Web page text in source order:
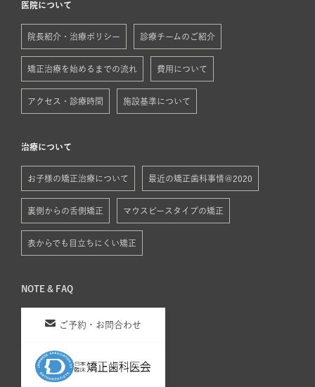
医院について
院長紹介・治療ポリシー 診療チームのご紹介
矯正治療を始めるまでの流れ 費用について
アクセス・診療時間 施設基準について
治療について
お子様の矯正治療について 最近の矯正歯科事情＠2020
裏側からの舌側矯正 マウスピースタイプの矯正
表からでも目立ちにくい矯正
NOTE & FAQ
ご予約・お問合わせ